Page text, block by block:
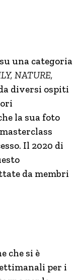
una categoria
NATURE,
diversi ospiti
la sua foto
Il 2020 di
da membri
che si è
per i